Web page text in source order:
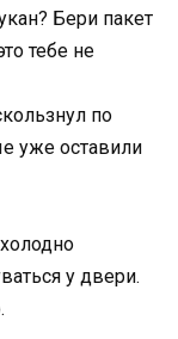
Бери пакет
тебе не
по
уже оставили
у двери.